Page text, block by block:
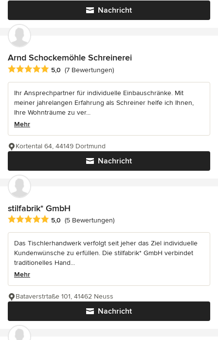
Nachricht
Arnd Schockemöhle Schreinerei
Durchschnittliche Bewertung: 5 von 5 Sternen
5,0 (7 Bewertungen)
Ihr Ansprechpartner für individuelle Einbauschränke. Mit
meiner jahrelangen Erfahrung als Schreiner helfe ich Ihnen,
Ihre Wohnträume zu ver...
Mehr
Nachricht
Kortental 64, 44149 Dortmund
stilfabrik* GmbH
Durchschnittliche Bewertung: 5 von 5 Sternen
5,0 (5 Bewertungen)
Das Tischlerhandwerk verfolgt seit jeher das Ziel individuelle
Kundenwünsche zu erfüllen. Die stilfabrik* GmbH verbindet
traditionelles Hand...
Mehr
Nachricht
Bataverstrtaße 101, 41462 Neuss